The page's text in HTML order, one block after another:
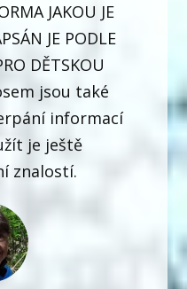
JAKOU JE
JE PODLE
DĚTSKOU
jsou také
informací
je ještě
znalostí.